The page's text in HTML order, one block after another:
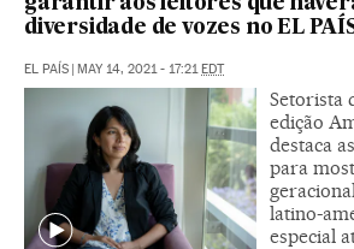
diversidade de vozes no EL
EL PAÍS | MAY 14, 2021 - 17:21EDT
Setorista
edição
destaca
para
latino-
especial